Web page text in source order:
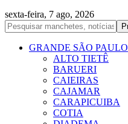
sexta-feira, 7 ago, 2026
GRANDE SÃO PAULO
ALTO TIETÊ
BARUERI
CAIEIRAS
CAJAMAR
CARAPICUIBA
COTIA